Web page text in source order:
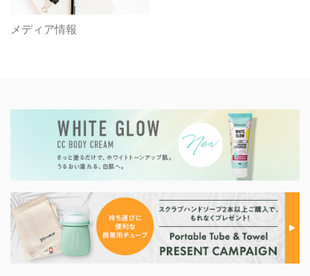
メディア情報